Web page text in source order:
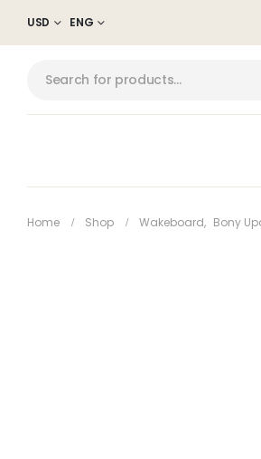
USD ENG
Home Shop Wakeboard, Bony